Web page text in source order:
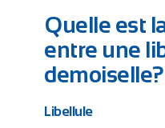
Quelle est
entre une
demoiselle?
Libellule